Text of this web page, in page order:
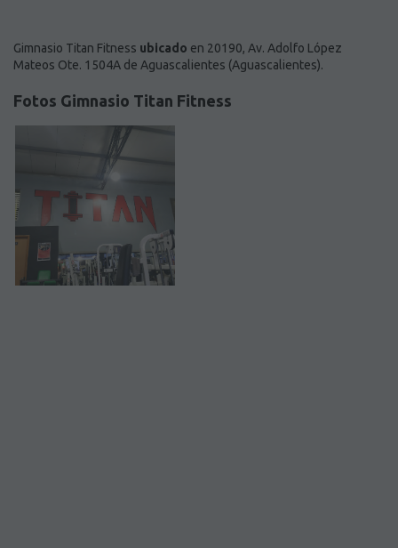
Gimnasio Titan Fitness ubicado en 20190, Av. Adolfo López
Mateos Ote. 1504A de Aguascalientes (Aguascalientes).
Fotos Gimnasio Titan Fitness